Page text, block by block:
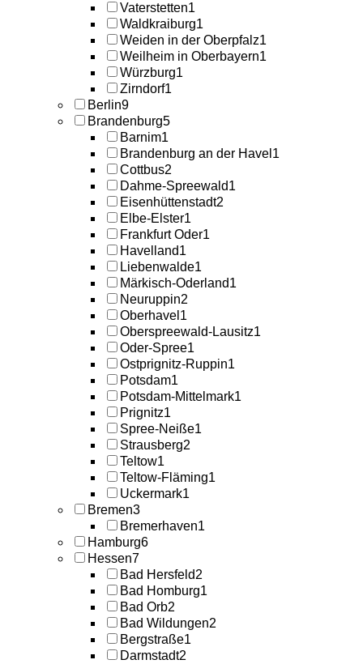
Vaterstetten1
Waldkraiburg1
Weiden in der Oberpfalz1
Weilheim in Oberbayern1
Würzburg1
Zirndorf1
Berlin9
Brandenburg5
Barnim1
Brandenburg an der Havel 1
Cottbus2
Dahme-Spreewald1
Eisenhüttenstadt2
Elbe-Elster1
Frankfurt Oder1
Havelland1
Liebenwalde1
Märkisch-Oderland1
Neuruppin2
Oberhavel 1
Oberspreewald-Lausitz1
Oder-Spree1
Ostprignitz-Ruppin1
Potsdam1
Potsdam-Mittelmark1
Prignitz1
Spree-Neiße1
Strausberg2
Teltow1
Teltow-Fläming1
Uckermark1
Bremen3
Bremerhaven1
Hamburg6
Hessen7
Bad Hersfeld2
Bad Homburg1
Bad Orb2
Bad Wildungen2
Bergstraße1
Darmstadt2